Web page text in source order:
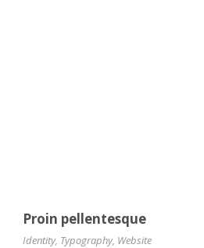
Proin pellentesque
Identity, Typography, Website